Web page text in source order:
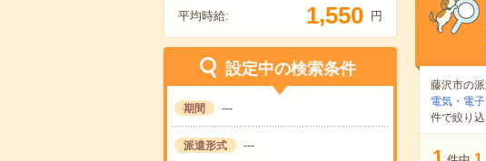
平均時給: 1,550 円
設定中の検索条件
期間 ---
派遣形式 ---
藤沢市の
電気・電子
件で絞り